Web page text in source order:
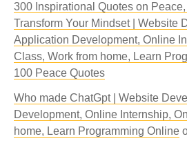
🌍 Amazon
300 Inspirational Quotes on
Transform Your Mindset | Website
Application Development, Online
Class, Work from home, Learn
100 Peace Quotes
Who made ChatGpt | Website
Development, Online Internship,
home, Learn Programming Online